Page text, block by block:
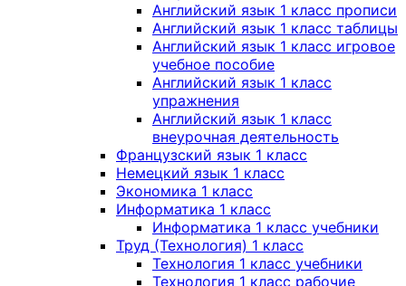
Английский язык 1 класс прописи
Английский язык 1 класс таблицы
Английский язык 1 класс игровое
учебное пособие
Английский язык 1 класс
упражнения
Английский язык 1 класс
внеурочная деятельность
Французский язык 1 класс
Немецкий язык 1 класс
Экономика 1 класс
Информатика 1 класс
Информатика 1 класс учебники
Труд (Технология) 1 класс
Технология 1 класс учебники
Технология 1 класс рабочие